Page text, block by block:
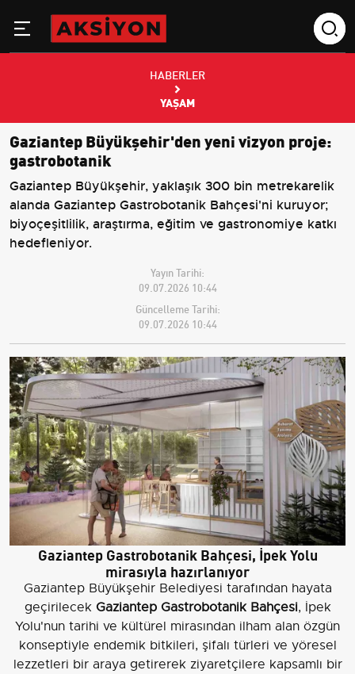
HABERLER
YAŞAM
Gaziantep Büyükşehir'den yeni vizyon proje:
gastrobotanik
Gaziantep Büyükşehir, yaklaşık 300 bin metrekarelik
alanda Gaziantep Gastrobotanik Bahçesi'ni kuruyor;
biyoçeşitlilik, araştırma, eğitim ve gastronomiye katkı
hedefleniyor.
Yayın Tarihi:
09.07.2026 10:44
Güncelleme Tarihi:
09.07.2026 10:44
Gaziantep Gastrobotanik Bahçesi, İpek Yolu
mirasıyla hazırlanıyor
Gaziantep Büyükşehir Belediyesi tarafından hayata
geçirilecek Gaziantep Gastrobotanik Bahçesi, İpek
Yolu'nun tarihi ve kültürel mirasından ilham alan özgün
konseptiyle endemik bitkileri, şifalı türleri ve yöresel
lezzetleri bir araya getirerek ziyaretçilere kapsamlı bir